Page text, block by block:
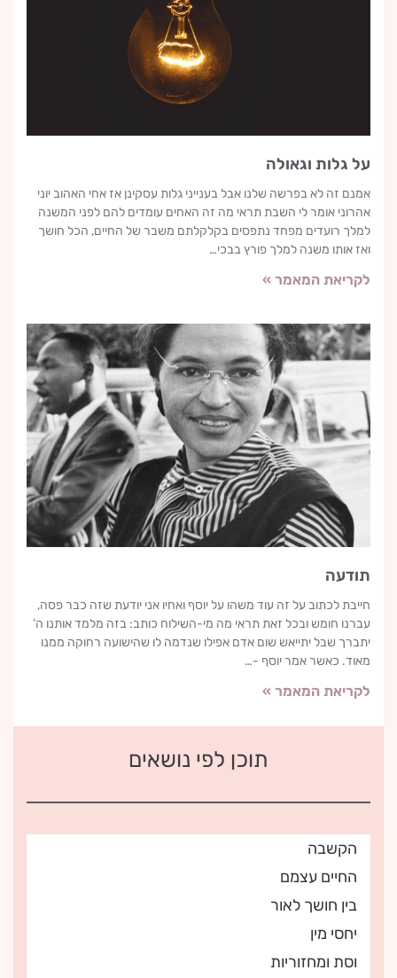
תוכן לפי נושאים
הקשבה
החיים עצמם
בין חושך לאור
יחסי מין
וסת ומחזוריות
על גלות וגאולה
אמנם זה לא בפרשה שלנו אבל בענייני גלות עסקינן אז אחי האהוב יוני
אהרוני אומר לי השבת תראי מה זה האחים עומדים להם לפני המשנה
למלך רועדים מפחד נתפסים בקלקלתם משבר של החיים, הכל חושך
ואז אותו משנה למלך פורץ בבכי…
לקריאת המאמר »
תודעה
חייבת לכתוב על זה עוד משהו על יוסף ואחיו אני יודעת שזה כבר פסה,
עברנו חומש ובכל זאת תראי מה מי-השילוח כותב: בזה מלמד אותנו ה’
יתברך שבל יתייאש שום אדם אפילו שנדמה לו שהישועה רחוקה ממנו
מאוד. כאשר אמר יוסף -…
לקריאת המאמר »